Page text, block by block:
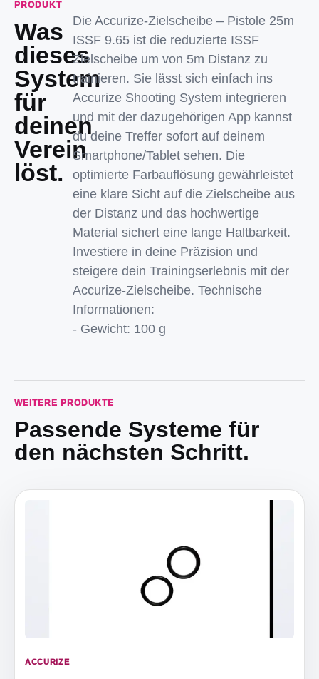
PRODUKT
Was
dieses
System
für
deinen
Verein
löst.
Die Accurize-Zielscheibe – Pistole 25m
ISSF 9.65 ist die reduzierte ISSF
Zielscheibe um von 5m Distanz zu
trainieren. Sie lässt sich einfach ins
Accurize Shooting System integrieren
und mit der dazugehörigen App kannst
du deine Treffer sofort auf deinem
Smartphone/Tablet sehen. Die
optimierte Farbauflösung gewährleistet
eine klare Sicht auf die Zielscheibe aus
der Distanz und das hochwertige
Material sichert eine lange Haltbarkeit.
Investiere in deine Präzision und
steigere dein Trainingserlebnis mit der
Accurize-Zielscheibe. Technische
Informationen:
- Gewicht: 100 g
WEITERE PRODUKTE
Passende Systeme für
den nächsten Schritt.
ACCURIZE